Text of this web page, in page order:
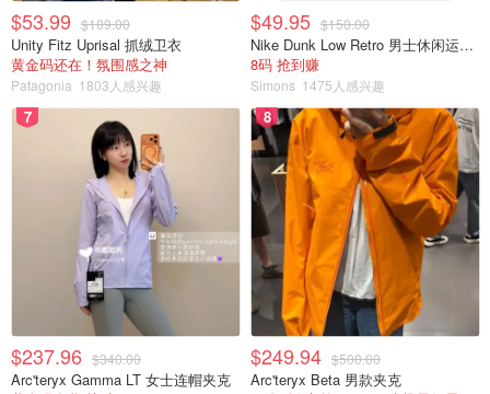
$53.99 $109.00
Unity Fitz Uprisal 抓绒卫衣
黄金码还在！氛围感之神
Patagonia 1803人感兴趣
$49.95 $150.00
Nike Dunk Low Retro 男士休闲运动鞋
8码 抢到赚
Simons 1475人感兴趣
7
$237.96 $340.00
Arc'teryx Gamma LT 女士连帽夹克
8
$249.94 $500.00
Arc'teryx Beta 男款夹克